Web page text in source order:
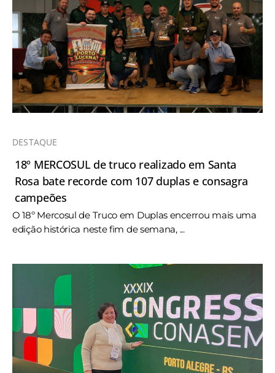
DESTAQUE
18º MERCOSUL de truco realizado em Santa
Rosa bate recorde com 107 duplas e consagra
campeões
O 18º Mercosul de Truco em Duplas encerrou mais uma
edição histórica neste fim de semana, ...